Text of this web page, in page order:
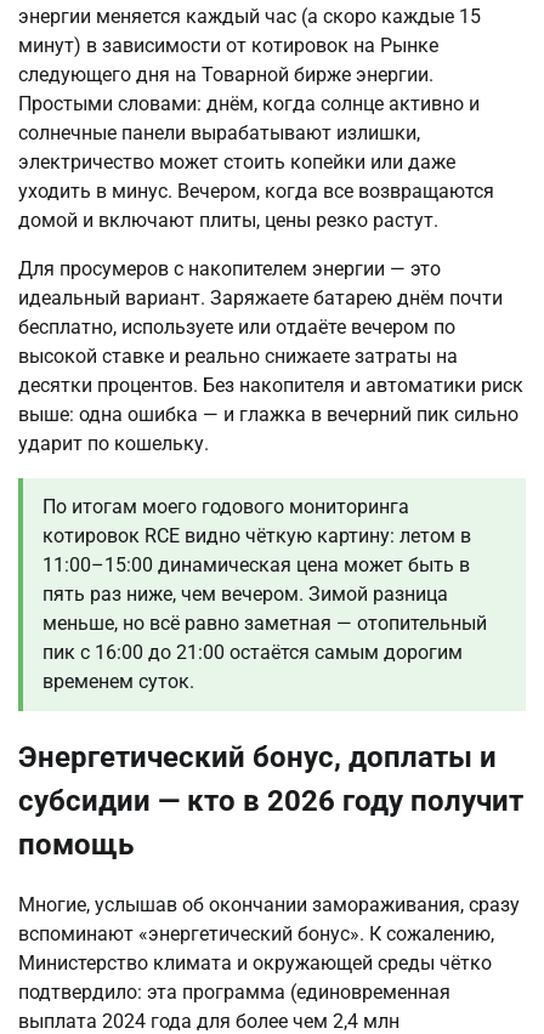
энергии меняется каждый час (а скоро каждые 15
минут) в зависимости от котировок на Рынке
следующего дня на Товарной бирже энергии.
Простыми словами: днём, когда солнце активно и
солнечные панели вырабатывают излишки,
электричество может стоить копейки или даже
уходить в минус. Вечером, когда все возвращаются
домой и включают плиты, цены резко растут.
Для просумеров с накопителем энергии — это
идеальный вариант. Заряжаете батарею днём почти
бесплатно, используете или отдаёте вечером по
высокой ставке и реально снижаете затраты на
десятки процентов. Без накопителя и автоматики риск
выше: одна ошибка — и глажка в вечерний пик сильно
ударит по кошельку.
По итогам моего годового мониторинга
котировок RCE видно чёткую картину: летом в
11:00–15:00 динамическая цена может быть в
пять раз ниже, чем вечером. Зимой разница
меньше, но всё равно заметная — отопительный
пик с 16:00 до 21:00 остаётся самым дорогим
временем суток.
Энергетический бонус, доплаты и
субсидии — кто в 2026 году получит
помощь
Многие, услышав об окончании замораживания, сразу
вспоминают «энергетический бонус». К сожалению,
Министерство климата и окружающей среды чётко
подтвердило: эта программа (единовременная
выплата 2024 года для более чем 2,4 млн